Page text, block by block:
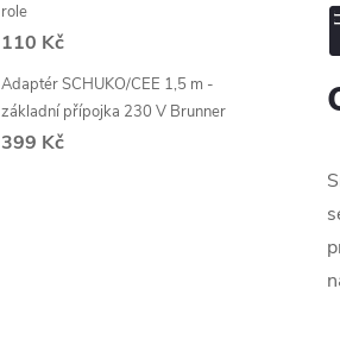
role
110 Kč
Adaptér SCHUKO/CEE 1,5 m -
základní přípojka 230 V Brunner
399 Kč